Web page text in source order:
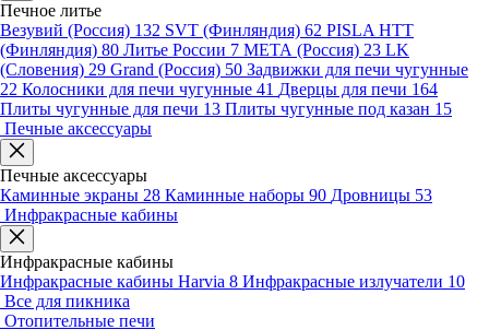
Печное литье
Везувий (Россия) 132 SVT (Финляндия) 62 PISLA HTT
(Финляндия) 80 Литье России 7 МЕТА (Россия) 23 LK
(Словения) 29 Grand (Россия) 50 Задвижки для печи чугунные
22 Колосники для печи чугунные 41 Дверцы для печи 164
Плиты чугунные для печи 13 Плиты чугунные под казан 15
Печные аксессуары
Печные аксессуары
Каминные экраны 28 Каминные наборы 90 Дровницы 53
Инфракрасные кабины
Инфракрасные кабины
Инфракрасные кабины Harvia 8 Инфракрасные излучатели 10
Все для пикника
Отопительные печи